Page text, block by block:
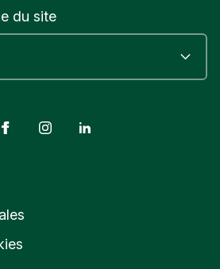
du site
FacebookInstagram